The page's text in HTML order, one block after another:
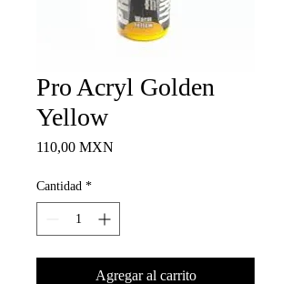
Pro Acryl Golden
Yellow
110,00 MXN
Cantidad *
Agregar al carrito